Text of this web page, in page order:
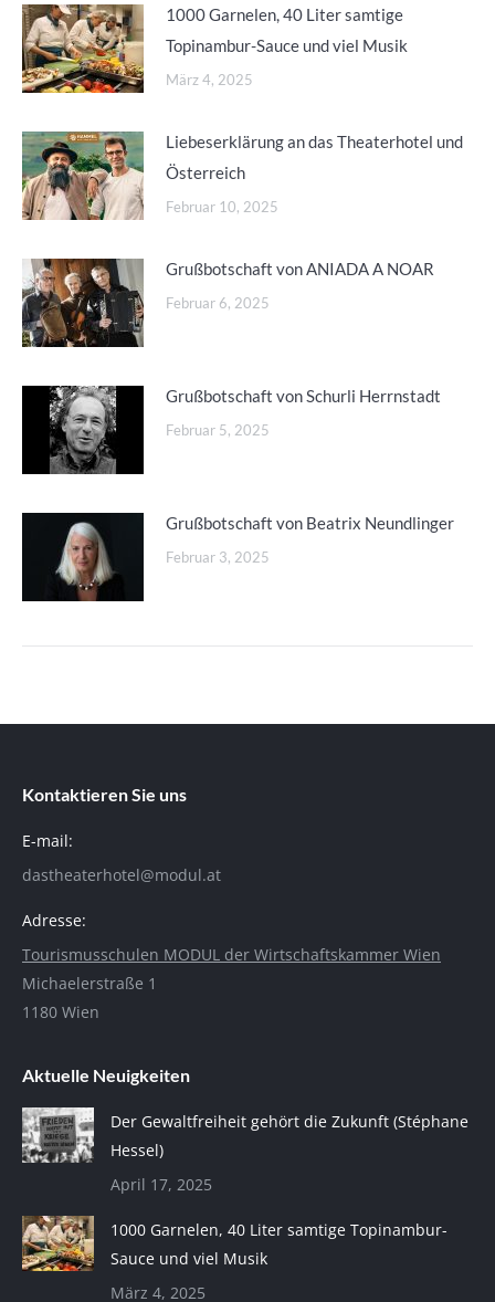
1000 Garnelen, 40 Liter samtige
Topinambur-Sauce und viel Musik
März 4, 2025
Liebeserklärung an das Theaterhotel und
Österreich
Februar 10, 2025
Grußbotschaft von ANIADA A NOAR
Februar 6, 2025
Grußbotschaft von Schurli Herrnstadt
Februar 5, 2025
Grußbotschaft von Beatrix Neundlinger
Februar 3, 2025
Kontaktieren Sie uns
E-mail:
dastheaterhotel@modul.at
Adresse:
Tourismusschulen MODUL der Wirtschaftskammer Wien
Michaelerstraße 1
1180 Wien
Aktuelle Neuigkeiten
Der Gewaltfreiheit gehört die Zukunft (Stéphane
Hessel)
April 17, 2025
1000 Garnelen, 40 Liter samtige Topinambur-
Sauce und viel Musik
März 4, 2025